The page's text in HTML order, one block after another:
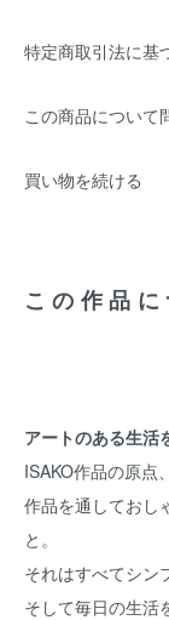
特定商取引法に基
この商品について
買い物を続ける
この作品に
アートのある生活
ISAKO作品の原点
作品を通しておし
と。
それはすべてシン
そして毎日の生活